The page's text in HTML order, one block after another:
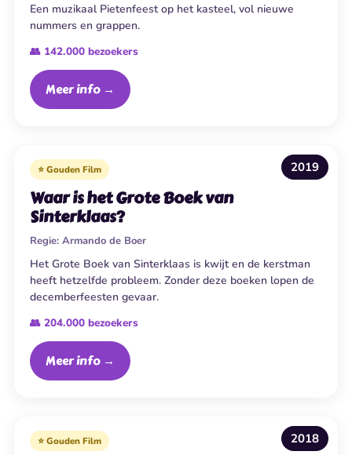
Een muzikaal Pietenfeest op het kasteel, vol nieuwe
nummers en grappen.
👥 142.000 bezoekers
Meer info →
2019
⭐ Gouden Film
Waar is het Grote Boek van
Sinterklaas?
Regie: Armando de Boer
Het Grote Boek van Sinterklaas is kwijt en de kerstman
heeft hetzelfde probleem. Zonder deze boeken lopen de
decemberfeesten gevaar.
👥 204.000 bezoekers
Meer info →
2018
⭐ Gouden Film